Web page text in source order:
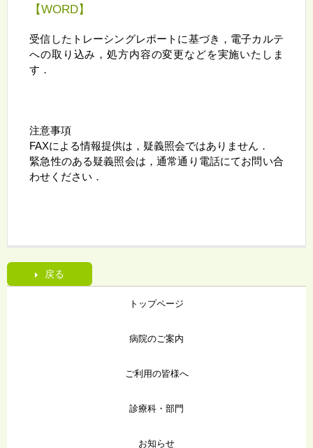
【WORD】
受信したトレーシングレポートに基づき，電子カルテ
への取り込み，処方内容の変更などを実施いたしま
す．
注意事項
FAXによる情報提供は，疑義照会ではありません．
緊急性のある疑義照会は，通常通り電話にてお問い合
わせください．
戻る
トップページ
病院のご案内
ご利用の皆様へ
診療科・部門
お知らせ